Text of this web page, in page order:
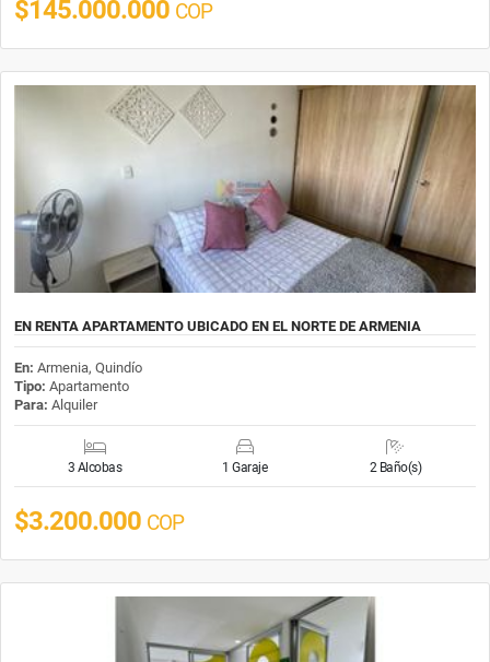
$145.000.000 COP
EN RENTA APARTAMENTO UBICADO EN EL NORTE DE ARMENIA
En: Armenia, Quindío
Tipo: Apartamento
Para: Alquiler
3 Alcobas 1 Garaje 2 Baño(s)
$3.200.000 COP